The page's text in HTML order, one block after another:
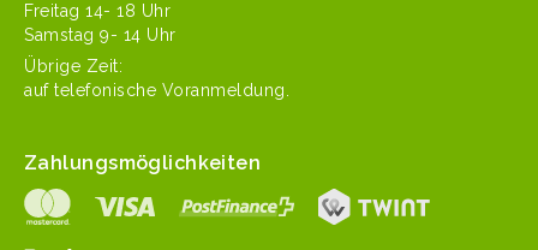
Fre­itag 14- 18 Uhr
Sam­stag 9- 14 Uhr
Übrige Zeit:
auf tele­fonis­che Voranmeldung.
Zahlungsmöglichkeiten